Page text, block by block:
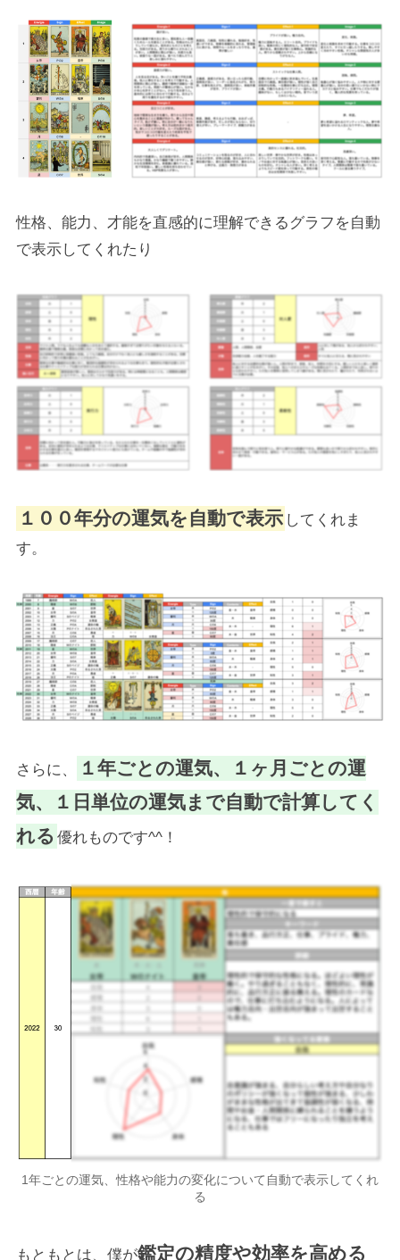
性格、能力、才能を直感的に理解できるグラフを自動
で表示してくれたり
１００年分の運気を自動で表示 してくれま
す。
さらに、
１年ごとの運気、１ヶ月ごとの運
気、１日単位の運気まで自動で計算してく
れる 優れものです^^！
1年ごとの運気、性格や能力の変化について自動で表示してくれ
る
もともとは、僕が鑑定の精度や効率を高める